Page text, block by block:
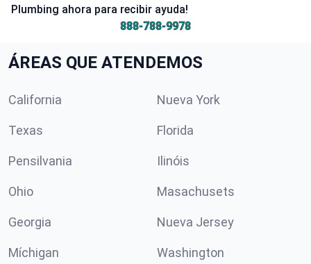
Plumbing ahora para recibir ayuda!
888-788-9978
ÁREAS QUE ATENDEMOS
California Nueva York
Texas Florida
Pensilvania Ilinóis
Ohio Masachusets
Georgia Nueva Jersey
Míchigan Washington